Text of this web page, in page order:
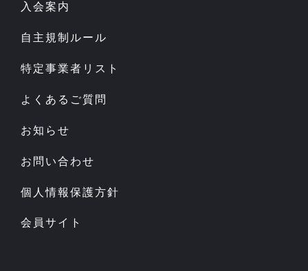
入会案内
自主規制ルール
特定事業者リスト
よくあるご質問
お知らせ
お問い合わせ
個人情報保護方針
会員サイト